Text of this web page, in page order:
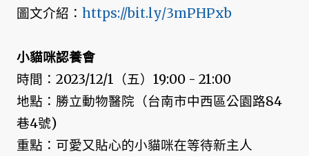
圖文介紹： https://bit.ly/3mPHPxb
小貓咪認養會
時間：2023/12/1（五）19:00 - 21:00
地點：勝立動物醫院（台南市中西區公園路84
巷4號)
重點：可愛又貼心的小貓咪在等待新主人